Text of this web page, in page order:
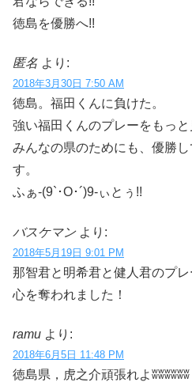
徳島を優勝へ!!
匿名 より:
2018年3月30日 7:50 AM
徳島。福田くんに負けた。
強い福田くんのプレーをもっ
みんなの県のためにも、優勝
す。
ふぁ-(9`･O･´)9-ぃとぅ!!
バスケマン より:
2018年5月19日 9:01 PM
那智君と明希君と健人君のプ
心を奪われました！
ramu より:
2018年6月5日 11:48 PM
徳島県，虎之介頑張れよʬʬʬʬʬʬ